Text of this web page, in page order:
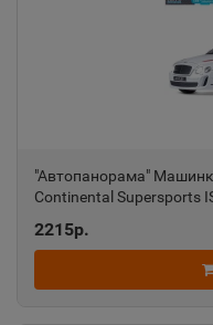
"Автопанорама"
Continental Supersports
2215р.